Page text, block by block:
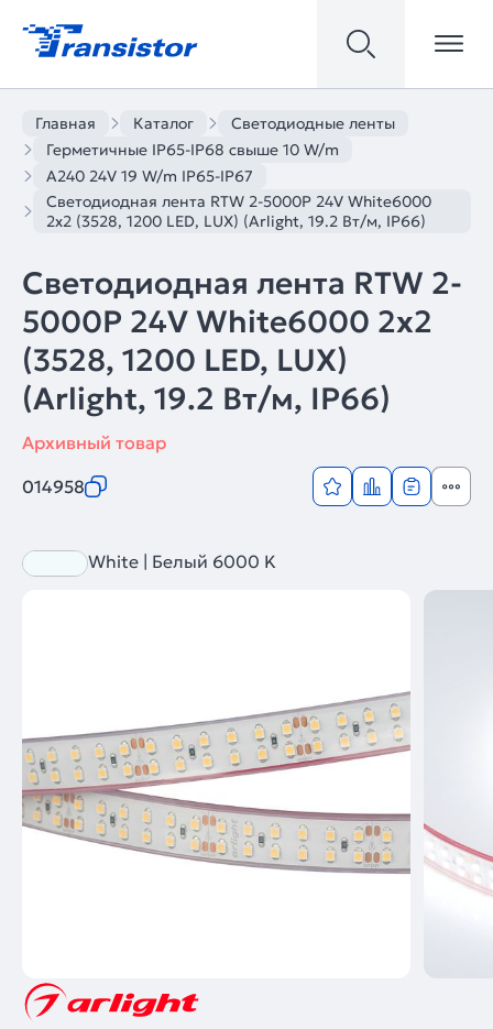
Главная Каталог
Светодиодные ленты
Герметичные IP65-IP68 свыше 10 W/m
A240 24V 19 W/m IP65-IP67
Светодиодная лента RTW 2-5000P 24V White6000
2x2 (3528, 1200 LED, LUX) (Arlight, 19.2 Вт/м, IP66)
Светодиодная лента RTW 2-
5000P 24V White6000 2x2
(3528, 1200 LED, LUX)
(Arlight, 19.2 Вт/м, IP66)
Архивный товар
014958
White | Белый 6000 K